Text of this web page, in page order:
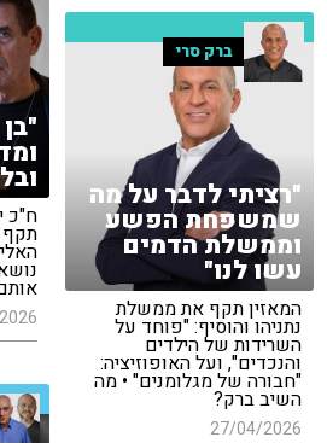
ח"כ
ברק סרי
"רציתי לדבר על מה
שמשפחת הפשע
וממשלת הדמים
עשו לנו"
המאזין תקף את ממשלת
נתניהו והוסיף: "פוחד על
השרידות של הילדים
והנכדים", ועל האופוזיציה:
"חבורה של מגלומנים" • מה
השיב ברק?
27/04/2026